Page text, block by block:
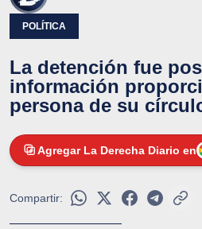
POLÍTICA
La detención fue
información
persona de su
Agregar La Derecha Diario en
Compartir: